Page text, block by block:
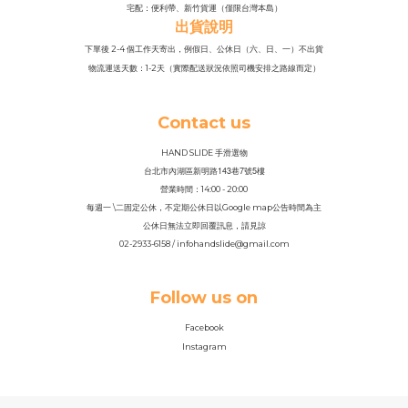
宅配：便利帶、新竹貨運（僅限台灣本島）
出貨說明
下單後 2-4 個工作天寄出，例假日、公休日（六、日、一）不出貨
物流運送天數：1-2天（實際配送狀況依照司機安排之路線而定）
Contact us
HAND SLIDE 手滑選物
台北市內湖區新明路143巷7號5樓
營業時間：14:00 - 20:00
每週一 \二固定公休，不定期公休日以Google map公告時間為主
公休日無法立即回覆訊息，請見諒
02-2933-6158 / infohandslide@gmail.com
Follow us on
Facebook
Instagram